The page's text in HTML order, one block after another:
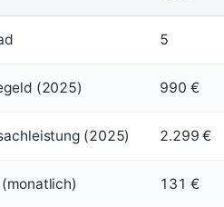
5
(2025) 990 €
(2025) 2.299 €
131 €